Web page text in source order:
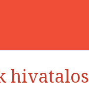
hivatalos